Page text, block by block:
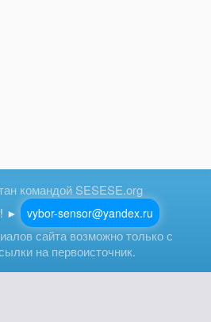
командой SESESE.org
► vybor-sensor@yandex.ru
сайта возможно только с
на первоисточник.